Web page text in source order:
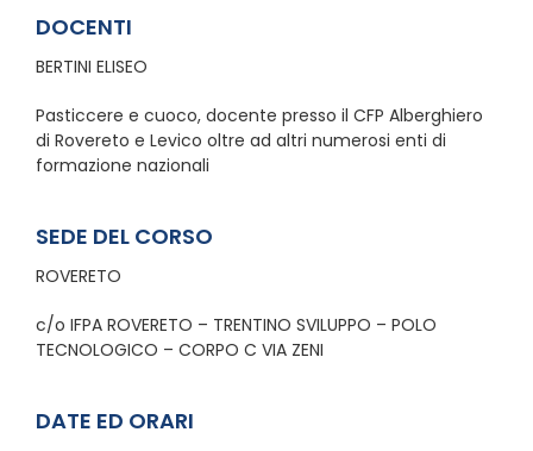
DOCENTI
BERTINI ELISEO
Pasticcere e cuoco, docente presso il CFP Alberghiero
di Rovereto e Levico oltre ad altri numerosi enti di
formazione nazionali
SEDE DEL CORSO
ROVERETO
c/o IFPA ROVERETO – TRENTINO SVILUPPO – POLO
TECNOLOGICO – CORPO C VIA ZENI
DATE ED ORARI